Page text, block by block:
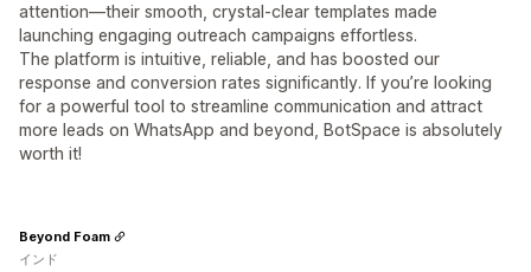
attention—their smooth, crystal-clear templates made
launching engaging outreach campaigns effortless.
The platform is intuitive, reliable, and has boosted our
response and conversion rates significantly. If you’re looking
for a powerful tool to streamline communication and attract
more leads on WhatsApp and beyond, BotSpace is absolutely
worth it!
Beyond Foam
インド